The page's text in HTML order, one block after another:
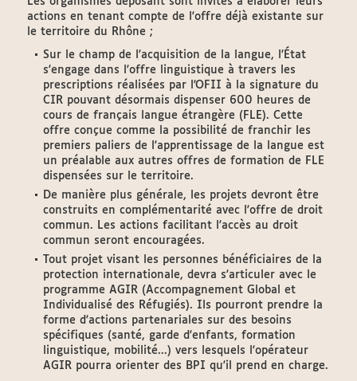
actions en tenant compte de l'offre déjà existante sur
le territoire du Rhône ;
Sur le champ de l'acquisition de la langue, l'État
s'engage dans l'offre linguistique à travers les
prescriptions réalisées par l'OFII à la signature du
CIR pouvant désormais dispenser 600 heures de
cours de français langue étrangère (FLE). Cette
offre conçue comme la possibilité de franchir les
premiers paliers de l'apprentissage de la langue est
un préalable aux autres offres de formation de FLE
dispensées sur le territoire.
De manière plus générale, les projets devront être
construits en complémentarité avec l'offre de droit
commun. Les actions facilitant l'accès au droit
commun seront encouragées.
Tout projet visant les personnes bénéficiaires de la
protection internationale, devra s'articuler avec le
programme AGIR (Accompagnement Global et
Individualisé des Réfugiés). Ils pourront prendre la
forme d'actions partenariales sur des besoins
spécifiques (santé, garde d'enfants, formation
linguistique, mobilité...) vers lesquels l'opérateur
AGIR pourra orienter des BPI qu'il prend en charge.